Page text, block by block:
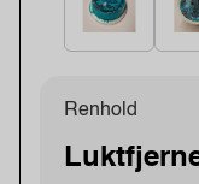
Renhold